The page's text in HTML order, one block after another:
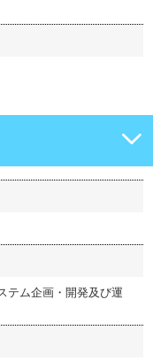
テム企画・開発及び運